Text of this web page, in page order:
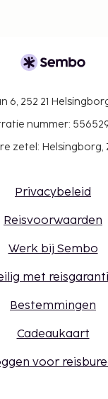
6, 252 21
nummer:
zetel: Helsingborg,
Privacybeleid
Reisvoorwaarden
Werk bij Sembo
met
Bestemmingen
Cadeaukaart
voor